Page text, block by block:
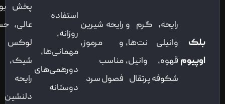
بلک
اوپیوم
رایحه، گرم و
وانیلی نت‌ها،
قهوه، وانیل،
شکوفه پرتقال
رایحه شیرین
و مرموز،
مناسب
فصول سرد
استفاده
روزانه،
مهمانی‌ها،
دورهمی‌های
دوستانه
پخش بوی
عالی، حس
لوکس و
شیک،
رایحه
دلنشین